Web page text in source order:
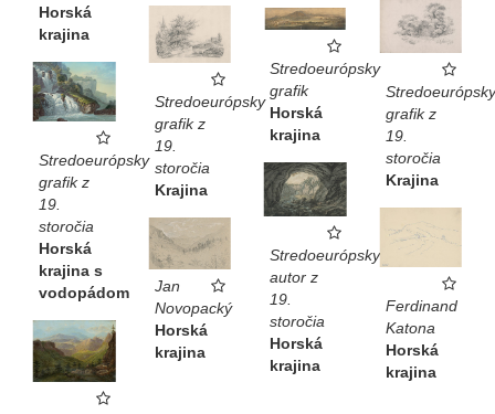
Horská
krajina
Stredoeurópsky
grafik z
19.
storočia
Krajina
Stredoeurópsky
grafik z
19.
storočia
Krajina
Stredoeurópsky
grafik
Horská
krajina
Stredoeurópsky
grafik z
19.
storočia
Horská
krajina s
vodopádom
Stredoeurópsky
autor z
19.
storočia
Horská
krajina
Ferdinand
Katona
Horská
krajina
Jan
Novopacký
Horská
krajina